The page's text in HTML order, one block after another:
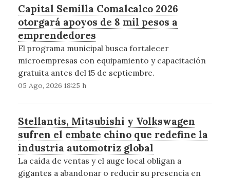
Capital Semilla Comalcalco 2026
otorgará apoyos de 8 mil pesos a
emprendedores
El programa municipal busca fortalecer
microempresas con equipamiento y capacitación
gratuita antes del 15 de septiembre.
05 Ago, 2026 18:25 h
Stellantis, Mitsubishi y Volkswagen
sufren el embate chino que redefine la
industria automotriz global
La caída de ventas y el auge local obligan a
gigantes a abandonar o reducir su presencia en